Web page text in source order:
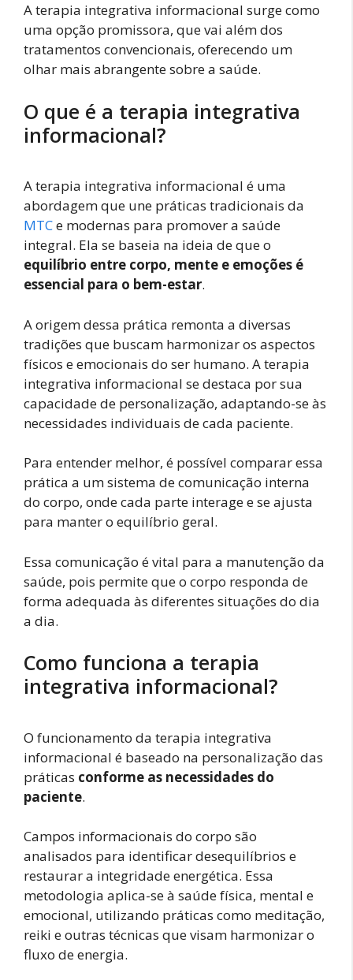
A terapia integrativa informacional surge como
uma opção promissora, que vai além dos
tratamentos convencionais, oferecendo um
olhar mais abrangente sobre a saúde.
O que é a terapia integrativa
informacional?
A terapia integrativa informacional é uma
abordagem que une práticas tradicionais da
MTCe modernas para promover a saúde
integral. Ela se baseia na ideia de que o
equilíbrio entre corpo, mente e emoções é
essencial para o bem-estar.
A origem dessa prática remonta a diversas
tradições que buscam harmonizar os aspectos
físicos e emocionais do ser humano. A terapia
integrativa informacional se destaca por sua
capacidade de personalização, adaptando-se às
necessidades individuais de cada paciente.
Para entender melhor, é possível comparar essa
prática a um sistema de comunicação interna
do corpo, onde cada parte interage e se ajusta
para manter o equilíbrio geral.
Essa comunicação é vital para a manutenção da
saúde, pois permite que o corpo responda de
forma adequada às diferentes situações do dia
a dia.
Como funciona a terapia
integrativa informacional?
O funcionamento da terapia integrativa
informacional é baseado na personalização das
práticas conforme as necessidades do
paciente.
Campos informacionais do corpo são
analisados para identificar desequilíbrios e
restaurar a integridade energética. Essa
metodologia aplica-se à saúde física, mental e
emocional, utilizando práticas como meditação,
reiki e outras técnicas que visam harmonizar o
fluxo de energia.